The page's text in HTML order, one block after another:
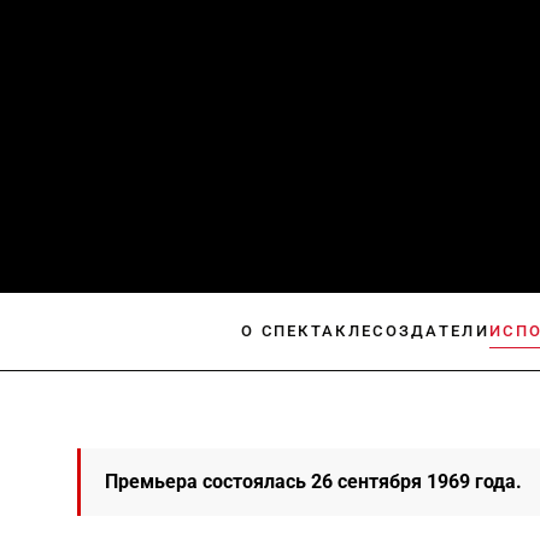
О СПЕКТАКЛЕСОЗДАТЕЛИ
Премьера состоялась 26 сентября 1969 года.